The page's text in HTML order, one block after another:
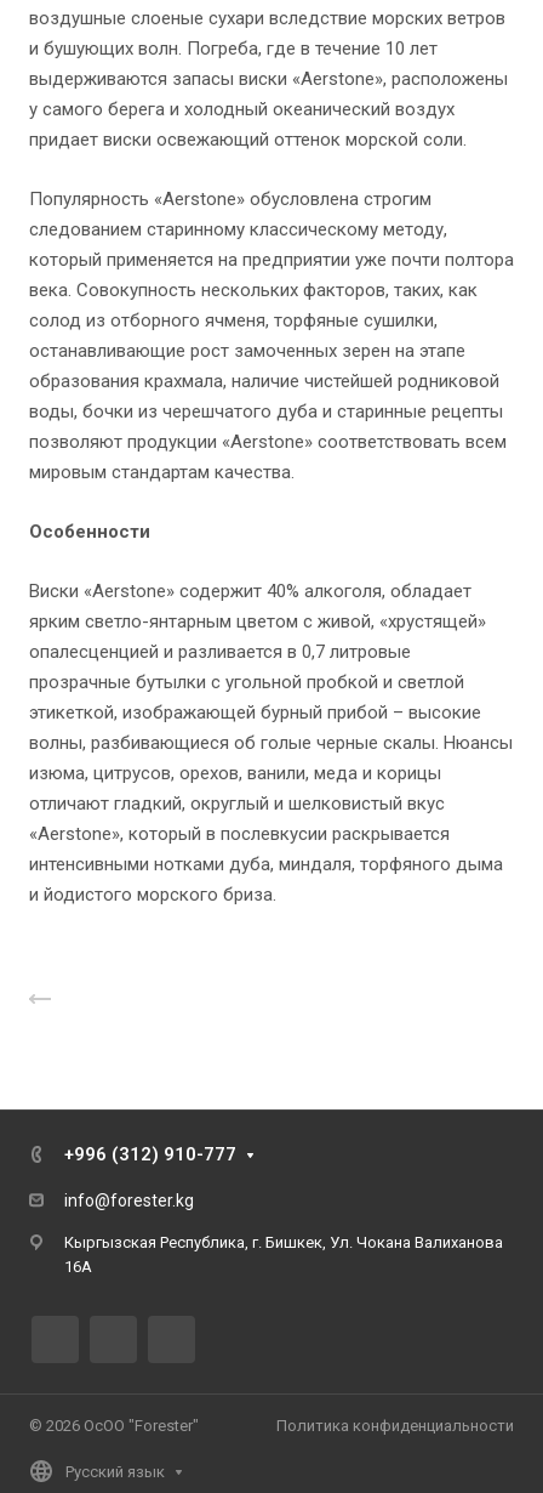
воздушные слоеные сухари вследствие морских ветров
и бушующих волн. Погреба, где в течение 10 лет
выдерживаются запасы виски «Aerstone», расположены
у самого берега и холодный океанический воздух
придает виски освежающий оттенок морской соли.
Популярность «Aerstone» обусловлена строгим
следованием старинному классическому методу,
который применяется на предприятии уже почти полтора
века. Совокупность нескольких факторов, таких, как
солод из отборного ячменя, торфяные сушилки,
останавливающие рост замоченных зерен на этапе
образования крахмала, наличие чистейшей родниковой
воды, бочки из черешчатого дуба и старинные рецепты
позволяют продукции «Aerstone» соответствовать всем
мировым стандартам качества.
Особенности
Виски «Aerstone» содержит 40% алкоголя, обладает
ярким светло-янтарным цветом с живой, «хрустящей»
опалесценцией и разливается в 0,7 литровые
прозрачные бутылки с угольной пробкой и светлой
этикеткой, изображающей бурный прибой – высокие
волны, разбивающиеся об голые черные скалы. Нюансы
изюма, цитрусов, орехов, ванили, меда и корицы
отличают гладкий, округлый и шелковистый вкус
«Aerstone», который в послевкусии раскрывается
интенсивными нотками дуба, миндаля, торфяного дыма
и йодистого морского бриза.
+996 (312) 910-777
info@forester.kg
Кыргызская Республика, г. Бишкек, Ул. Чокана Валиханова
16А
© 2026 ОсОО "Forester" Политика конфиденциальности
Русский язык